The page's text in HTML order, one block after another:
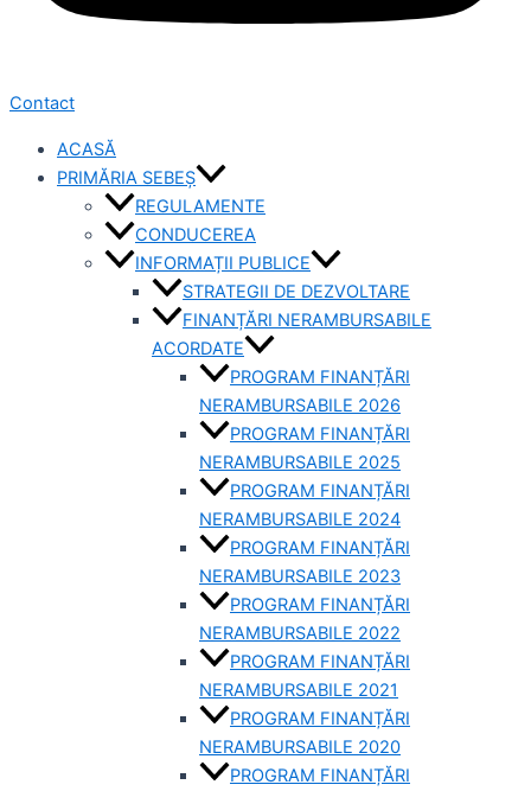
Contact
ACASĂ
PRIMĂRIA SEBEȘ
REGULAMENTE
CONDUCEREA
INFORMAȚII PUBLICE
STRATEGII DE DEZVOLTARE
FINANȚĂRI NERAMBURSABILE
ACORDATE
PROGRAM FINANȚĂRI
NERAMBURSABILE 2026
PROGRAM FINANȚĂRI
NERAMBURSABILE 2025
PROGRAM FINANȚĂRI
NERAMBURSABILE 2024
PROGRAM FINANȚĂRI
NERAMBURSABILE 2023
PROGRAM FINANȚĂRI
NERAMBURSABILE 2022
PROGRAM FINANȚĂRI
NERAMBURSABILE 2021
PROGRAM FINANȚĂRI
NERAMBURSABILE 2020
PROGRAM FINANȚĂRI